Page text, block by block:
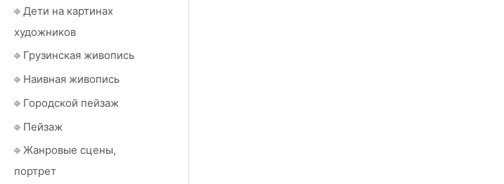
⎆ Дети на картинах
художников
⎆ Грузинская живопись
⎆ Наивная живопись
⎆ Городской пейзаж
⎆ Пейзаж
⎆ Жанровые сцены,
портрет